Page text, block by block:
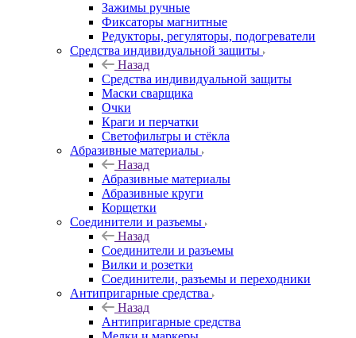
Зажимы ручные
Фиксаторы магнитные
Редукторы, регуляторы, подогреватели
Средства индивидуальной защиты
Назад
Средства индивидуальной защиты
Маски сварщика
Очки
Краги и перчатки
Светофильтры и стёкла
Абразивные материалы
Назад
Абразивные материалы
Абразивные круги
Корщетки
Соединители и разъемы
Назад
Соединители и разъемы
Вилки и розетки
Соединители, разъемы и переходники
Антипригарные средства
Назад
Антипригарные средства